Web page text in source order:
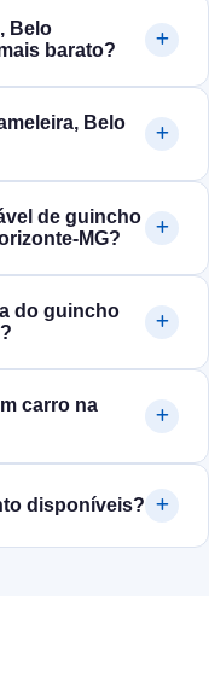
Belo
barato?
Belo
de guincho
do guincho
carro na
disponíveis?